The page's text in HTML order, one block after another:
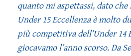
quanto mi aspettassi, dato
Under 15 Eccellenza è molto
più competitiva dell’Under 14
giocavamo l’anno scorso. Da